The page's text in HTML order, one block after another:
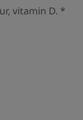
vitamin D. *